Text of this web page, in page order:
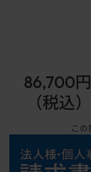
86,700
（税込
こ